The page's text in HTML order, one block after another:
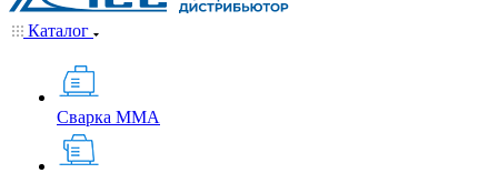
Каталог
Сварка MMA